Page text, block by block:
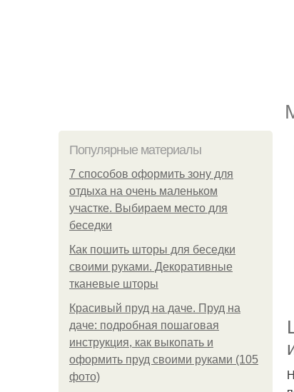
Популярные материалы
7 способов оформить зону для
отдыха на очень маленьком
участке. Выбираем место для
беседки
Как пошить шторы для беседки
своими руками. Декоративные
тканевые шторы
Красивый пруд на даче. Пруд на
даче: подробная пошаговая
инструкция, как выкопать и
оформить пруд своими руками (105
фото)